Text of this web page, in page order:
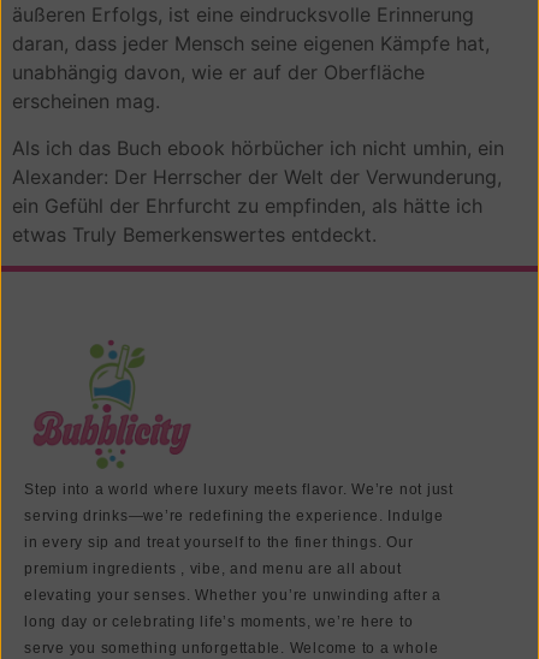
äußeren Erfolgs, ist eine eindrucksvolle Erinnerung
daran, dass jeder Mensch seine eigenen Kämpfe hat,
unabhängig davon, wie er auf der Oberfläche
erscheinen mag.
Als ich das Buch ebook hörbücher ich nicht umhin, ein
Alexander: Der Herrscher der Welt der Verwunderung,
ein Gefühl der Ehrfurcht zu empfinden, als hätte ich
etwas Truly Bemerkenswertes entdeckt.
Step into a world where luxury meets flavor. We’re not just
serving drinks—we’re redefining the experience. Indulge
in every sip and treat yourself to the finer things. Our
premium ingredients , vibe, and menu are all about
elevating your senses. Whether you’re unwinding after a
long day or celebrating life’s moments, we’re here to
serve you something unforgettable. Welcome to a whole